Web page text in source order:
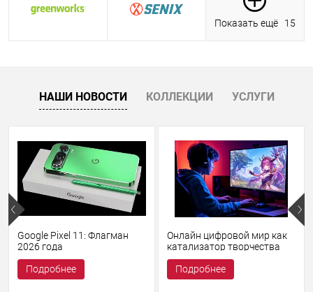
Показать ещё 15
НАШИ НОВОСТИ КОЛЛЕКЦИИ УСЛУГИ
Google Pixel 11: Флагман
2026 года
Подробнее
Онлайн цифровой мир как
катализатор творчества
Подробнее